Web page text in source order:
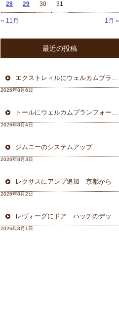
« 11月 1月 »
28 29 30 31
最近の投稿
エクストレィルにウェルカムプラン フォーカル三重県から
2026年8月6日
トールにウェルカムプランフォーカルスピーカー＆ウーハー
2026年8月4日
ジムニーのシステムアップ
2026年8月3日
レクサスにアンプ追加 京都から
2026年8月2日
レヴォーグにドア ハッチのデッドニング 徳島から
2026年8月1日